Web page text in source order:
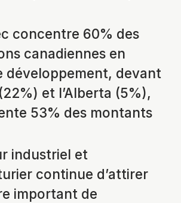
concentre 60% des
canadiennes en
développement, devant
et l’Alberta (5%),
53% des montants
industriel et
continue d’attirer
important de